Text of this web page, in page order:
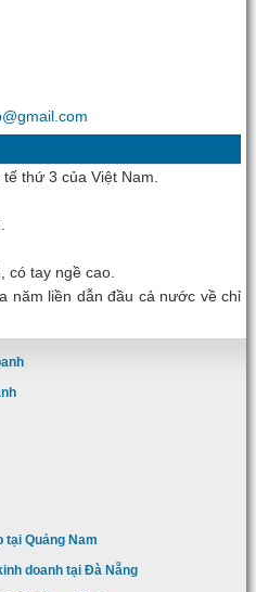
thứ 3 của Việt Nam.
có tay ngề cao.
năm liền dẫn đầu cả nước về chỉ
tại Quảng Nam
doanh tại Đà Nẵng